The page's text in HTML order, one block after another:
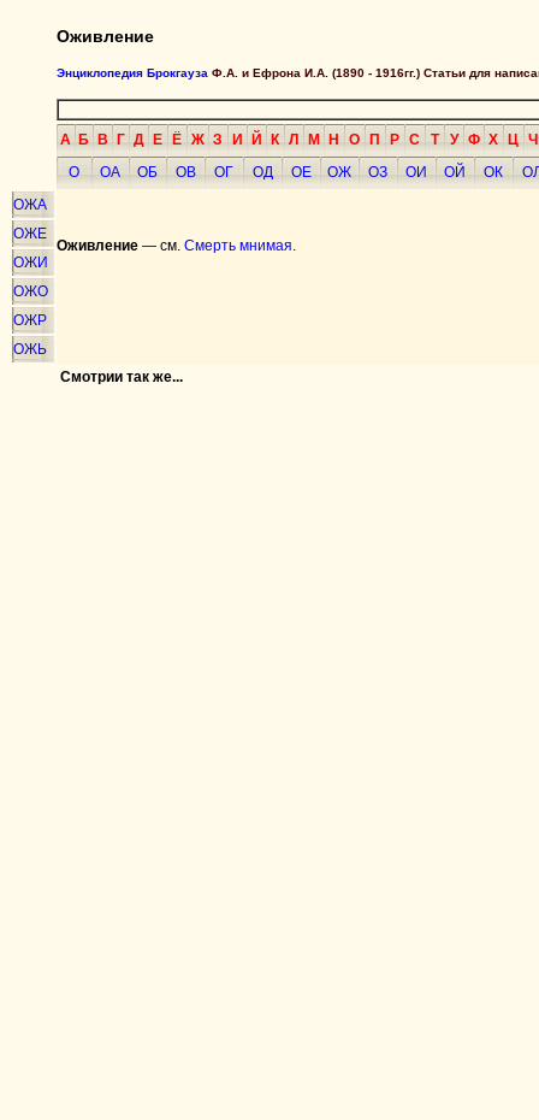
Оживление
Энциклопедия Брокгауза Ф.А. и Ефрона И.А. (1890 - 1916гг.) Статьи для
А Б В Г Д Е Ё Ж З И Й К Л М Н О П Р С Т У Ф Х Ц Ч
О
ОА ОБ ОВ ОГ ОД ОЕ ОЖ ОЗ ОИ ОЙ ОК
ОЖА
ОЖЕ
ОЖИ
ОЖО
ОЖР
ОЖЬ
Оживление — см. Смерть мнимая.
Смотрии так же...